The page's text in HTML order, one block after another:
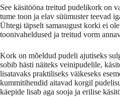
See käsitööna treitud pudelikork on
tume toon ja elav süümuster teevad
Ühtegi täpselt samasugust korki ei
toonivaheldused ja treitud vorm
Kork on mõeldud pudeli ajutiseks
sobib hästi näiteks veinipudelile,
lisatavaks praktiliseks väikeseks
kummitihendid aitavad korgil
käepide lisab aga sooja ja erilise